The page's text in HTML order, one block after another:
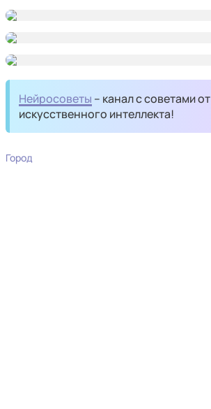
Нейросоветы – канал с советами от
искусственного интеллекта!
Город